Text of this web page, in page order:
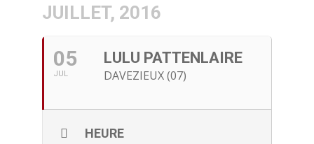
JUILLET, 2016
05
JUL
LULU PATTENLAIRE
DAVEZIEUX (07)
HEURE